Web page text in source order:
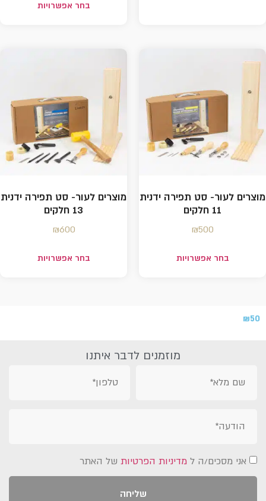
בחר אפשרויות
מוצרים לעור- סט תפירה ידנית
11 חלקים
₪500
בחר אפשרויות
מוצרים לעור- סט תפירה ידנית
13 חלקים
₪600
בחר אפשרויות
₪50
מוזמנים לדבר איתנו
אני מסכים/ה ל מדיניות הפרטיות של האתר
שליחה